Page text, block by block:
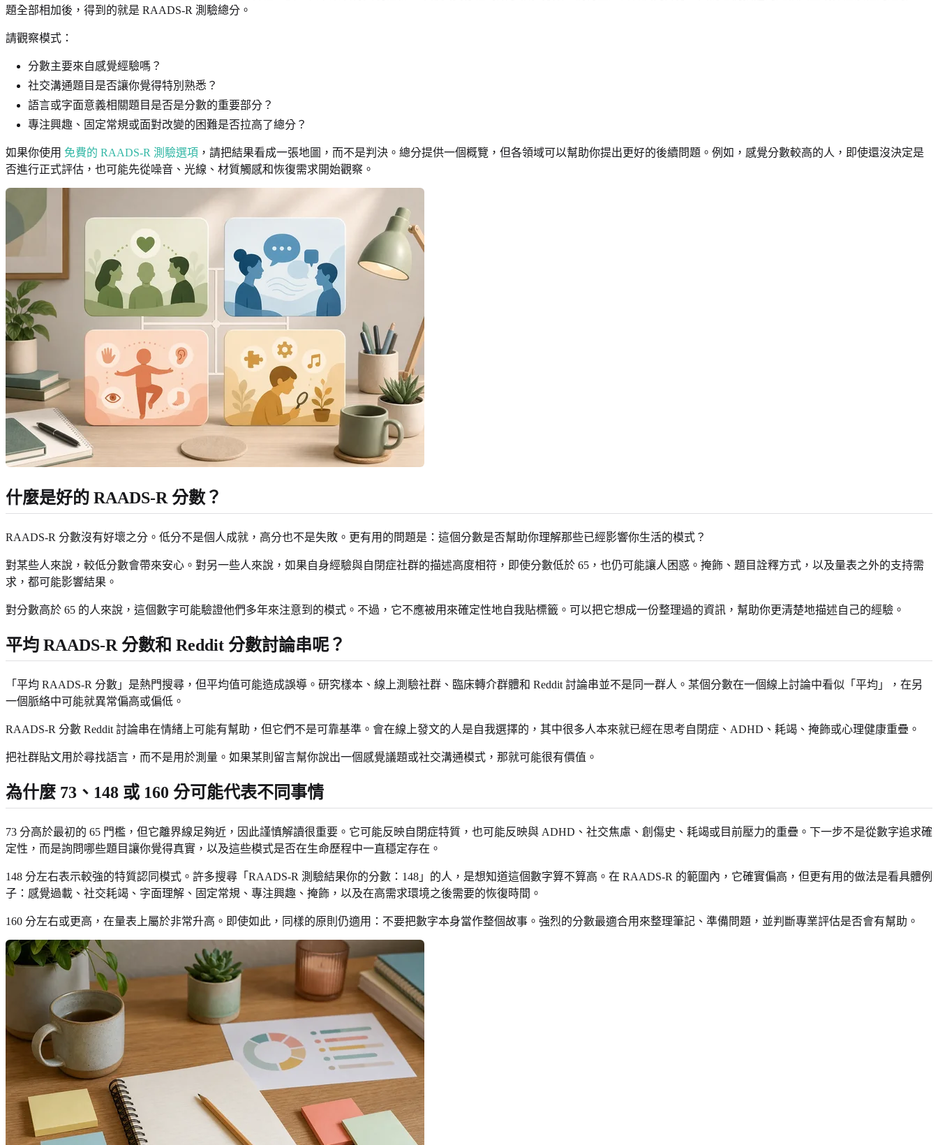
題全部相加後，得到的就是 RAADS-R 測驗總分。
請觀察模式：
分數主要來自感覺經驗嗎？
社交溝通題目是否讓你覺得特別熟悉？
語言或字面意義相關題目是否是分數的重要部分？
專注興趣、固定常規或面對改變的困難是否拉高了總分？
如果你使用 免費的 RAADS-R 測驗選項 ，請把結果看成一張地圖，而不是判決。總分提供一個概覽，但各領域可以幫助你提出更好的後續問題。例如，感覺分數較高的人，即使還沒決定是
否進行正式評估，也可能先從噪音、光線、材質觸感和恢復需求開始觀察。
什麼是好的 RAADS-R 分數？
RAADS-R 分數沒有好壞之分。低分不是個人成就，高分也不是失敗。更有用的問題是：這個分數是否幫助你理解那些已經影響你生活的模式？
對某些人來說，較低分數會帶來安心。對另一些人來說，如果自身經驗與自閉症社群的描述高度相符，即使分數低於 65，也仍可能讓人困惑。掩飾、題目詮釋方式，以及量表之外的支持需
求，都可能影響結果。
對分數高於 65 的人來說，這個數字可能驗證他們多年來注意到的模式。不過，它不應被用來確定性地自我貼標籤。可以把它想成一份整理過的資訊，幫助你更清楚地描述自己的經驗。
平均 RAADS-R 分數和 Reddit 分數討論串呢？
「平均 RAADS-R 分數」是熱門搜尋，但平均值可能造成誤導。研究樣本、線上測驗社群、臨床轉介群體和 Reddit 討論串並不是同一群人。某個分數在一個線上討論中看似「平均」，在另
一個脈絡中可能就異常偏高或偏低。
RAADS-R 分數 Reddit 討論串在情緒上可能有幫助，但它們不是可靠基準。會在線上發文的人是自我選擇的，其中很多人本來就已經在思考自閉症、ADHD、耗竭、掩飾或心理健康重疊。
把社群貼文用於尋找語言，而不是用於測量。如果某則留言幫你說出一個感覺議題或社交溝通模式，那就可能很有價值。
為什麼 73、148 或 160 分可能代表不同事情
73 分高於最初的 65 門檻，但它離界線足夠近，因此謹慎解讀很重要。它可能反映自閉症特質，也可能反映與 ADHD、社交焦慮、創傷史、耗竭或目前壓力的重疊。下一步不是從數字追求確
定性，而是詢問哪些題目讓你覺得真實，以及這些模式是否在生命歷程中一直穩定存在。
148 分左右表示較強的特質認同模式。許多搜尋「RAADS-R 測驗結果你的分數：148」的人，是想知道這個數字算不算高。在 RAADS-R 的範圍內，它確實偏高，但更有用的做法是看具體例
子：感覺過載、社交耗竭、字面理解、固定常規、專注興趣、掩飾，以及在高需求環境之後需要的恢復時間。
160 分左右或更高，在量表上屬於非常升高。即使如此，同樣的原則仍適用：不要把數字本身當作整個故事。強烈的分數最適合用來整理筆記、準備問題，並判斷專業評估是否會有幫助。